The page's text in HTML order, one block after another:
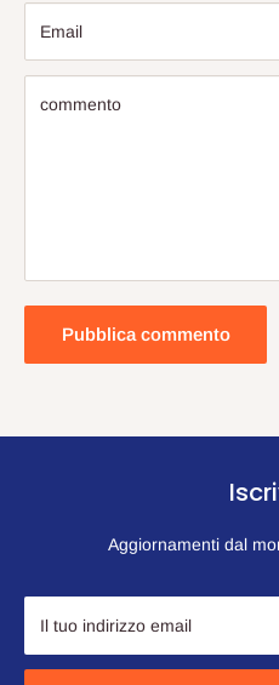
Email
commento
Pubblica commento
Aggiornamenti dal
Il tuo indirizzo email